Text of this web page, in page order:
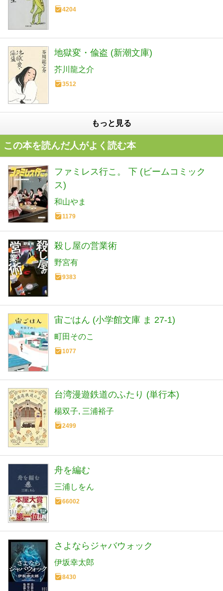
4204
地獄変・偸盗 (新潮文庫)
芥川龍之介
3512
もっと見る
この本を読んだ人がよく読む本
ファミレス行こ。 下 (ビームコミック
ス)
和山やま
1179
殺し屋の営業術
野宮有
9383
宙ごはん (小学館文庫 ま 27-1)
町田そのこ
1077
台湾漫遊鉄道のふたり (単行本)
楊双子 三浦裕子
2499
舟を編む
三浦しをん
66002
さよならジャバウォック
伊坂幸太郎
8430